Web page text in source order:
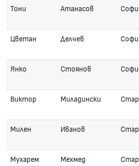
Тони Атанасов
Цветан Делчев
Янко Стоянов
Виктор Миладински
Милен Иванов
Мухарем Мехмед